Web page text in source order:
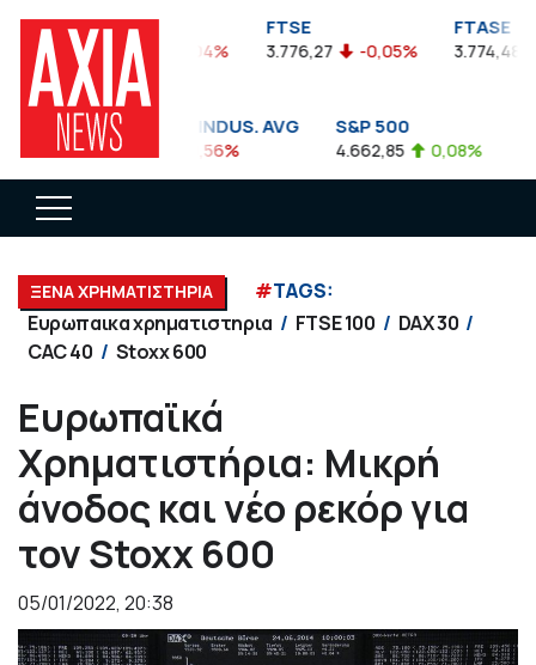
FTSEA
899,47 -0,04%
FTSE
3.776,27 -0,05%
FTASE
3.774,48
DOW JONES INDUS. AVG
35.911,81 -0,56%
S&P 500
4.662,85 0,08%
ΞΕΝΑ ΧΡΗΜΑΤΙΣΤΗΡΙΑ #TAGS:
Ευρωπαικα χρηματιστηρια
FTSE 100
DAX 30
CAC 40
Stoxx 600
Ευρωπαϊκά
Χρηματιστήρια: Μικρή
άνοδος και νέο ρεκόρ για
τον Stoxx 600
05/01/2022, 20:38